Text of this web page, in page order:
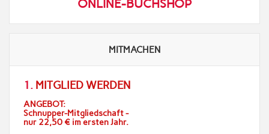
ONLINE-BUCHSHOP
MITMACHEN
1. MITGLIED WERDEN
ANGEBOT:
Schnupper-Mitgliedschaft -
nur 22,50 € im ersten Jahr.